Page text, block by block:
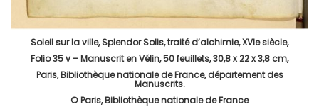
Soleil sur la ville, Splendor Solis, traité d’alchimie, XVIe siècle,
Folio 35 v – Manuscrit en Vélin, 50 feuillets, 30,8 x 22 x 3,8 cm,
Paris, Bibliothèque nationale de France, département des
Manuscrits.
© Paris, Bibliothèque nationale de France